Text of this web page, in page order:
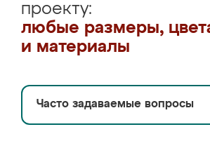
проекту:
любые размеры,
и материалы
Часто задаваемые вопросы